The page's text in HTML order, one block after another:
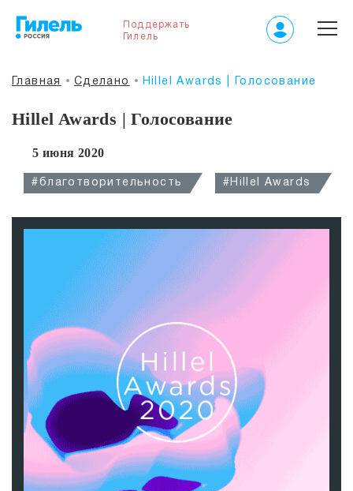
Поддержать
Гилель
Главная Сделано Hillel Awards | Голосование
Hillel Awards | Голосование
5 июня 2020
#благотворительность #Hillel Awards